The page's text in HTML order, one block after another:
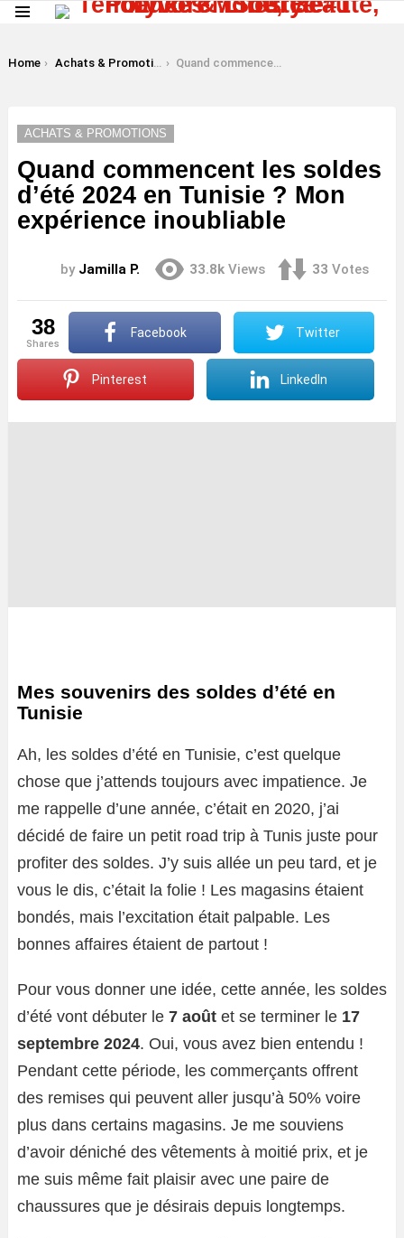
You are here:
Home Achats & Promotions Quand commencent les soldes d’été 2024 en Tunisie ? Mon expérience inoubliable
ACHATS & PROMOTIONS
Quand commencent les soldes
d’été 2024 en Tunisie ? Mon
expérience inoubliable
by Jamilla P. 33.8k Views 33 Votes
38
shares
Facebook Twitter
Pinterest LinkedIn
Mes souvenirs des soldes d’été en
Tunisie
Ah, les soldes d’été en Tunisie, c’est quelque
chose que j’attends toujours avec impatience. Je
me rappelle d’une année, c’était en 2020, j’ai
décidé de faire un petit road trip à Tunis juste pour
profiter des soldes. J’y suis allée un peu tard, et je
vous le dis, c’était la folie ! Les magasins étaient
bondés, mais l’excitation était palpable. Les
bonnes affaires étaient de partout !
Pour vous donner une idée, cette année, les soldes
d’été vont débuter le 7 août et se terminer le 17
septembre 2024. Oui, vous avez bien entendu !
Pendant cette période, les commerçants offrent
des remises qui peuvent aller jusqu’à 50% voire
plus dans certains magasins. Je me souviens
d’avoir déniché des vêtements à moitié prix, et je
me suis même fait plaisir avec une paire de
chaussures que je désirais depuis longtemps.